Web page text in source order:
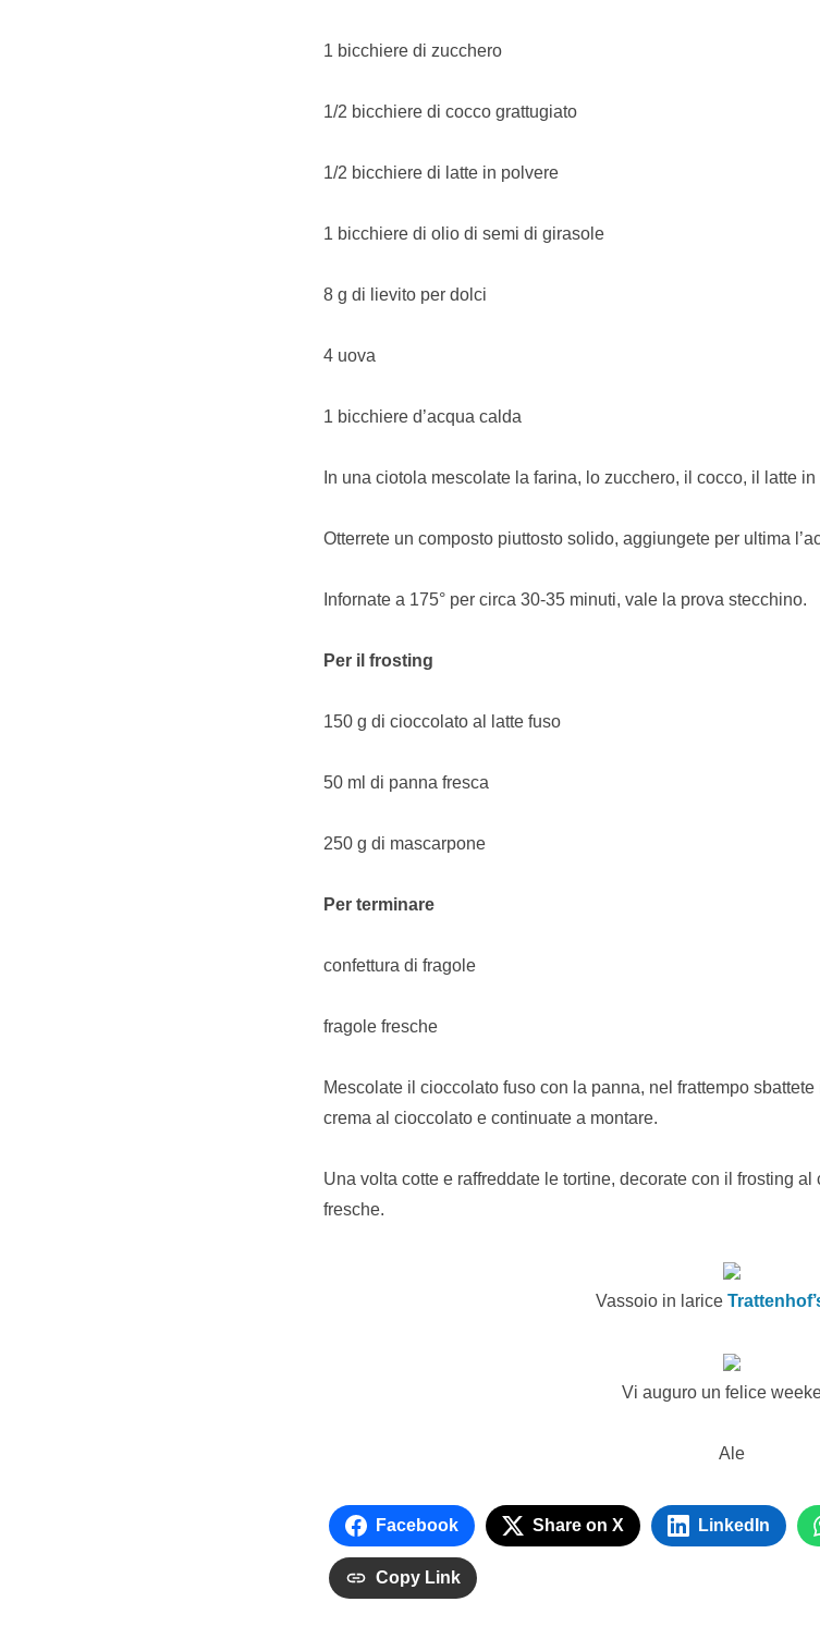
1 bicchiere di zucchero
1/2 bicchiere di cocco grattugiato
1/2 bicchiere di latte in polvere
1 bicchiere di olio di semi di girasole
8 g di lievito per dolci
4 uova
1 bicchiere d’acqua calda
In una ciotola mescolate la farina, lo zucchero, il cocco, il latte
Otterrete un composto piuttosto solido, aggiungete per ultima
Infornate a 175° per circa 30-35 minuti, vale la prova stecchino.
Per il frosting
150 g di cioccolato al latte fuso
50 ml di panna fresca
250 g di mascarpone
Per terminare
confettura di fragole
fragole fresche
Mescolate il cioccolato fuso con la panna, nel frattempo
crema al cioccolato e continuate a montare.
Una volta cotte e raffreddate le tortine, decorate con il frosting
fresche.
Vassoio in larice
Vi auguro un felice
Ale
Facebook Share on X LinkedIn
Copy Link